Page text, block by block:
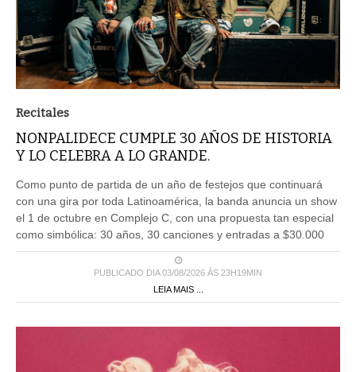
Recitales
NONPALIDECE CUMPLE 30 AÑOS DE HISTORIA
Y LO CELEBRA A LO GRANDE.
Como punto de partida de un año de festejos que continuará
con una gira por toda Latinoamérica, la banda anuncia un show
el 1 de octubre en Complejo C, con una propuesta tan especial
como simbólica: 30 años, 30 canciones y entradas a $30.000
PUBLICADO DIA 03/08/2026 ÀS 23H19MIN
LEIA MAIS ...